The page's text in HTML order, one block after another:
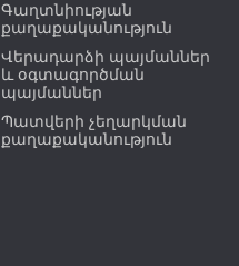
Գաղտնիության
քաղաքականություն
Վերադարձի պայմաններ
և օգտագործման
պայմաններ
Պատվերի չեղարկման
քաղաքականություն